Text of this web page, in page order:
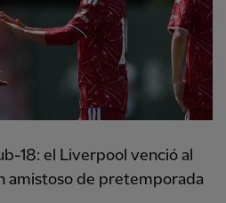
18: el Liverpool venció al
amistoso de pretemporada